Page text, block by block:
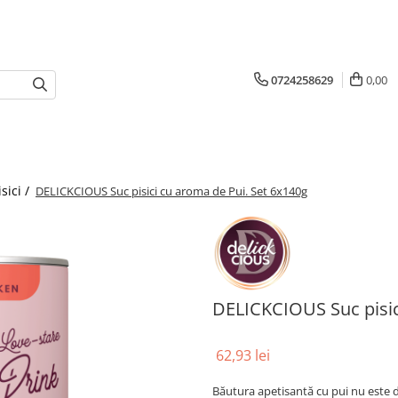
0724258629 0,00
/ DELICKCIOUS Suc pisici cu aroma de Pui. Set 6x140g
DELICKCIOUS Suc
62,93 lei
Băutura apetisantă cu pui nu este